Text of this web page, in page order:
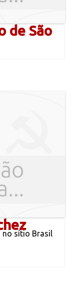
de São
sítio Brasil